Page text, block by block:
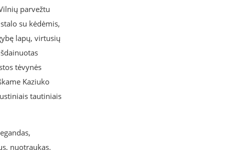
parvežtu
su kėdėmis,
lapų, virtusių
tėvynės
Kaziuko
tautiniais
nuotraukas.